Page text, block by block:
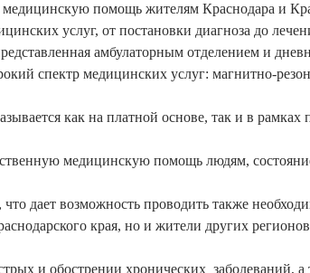
помощь жителям Краснодара и
услуг, от постановки диагноза до
амбулаторным отделением и
спектр медицинских услуг: магнитно-
как на платной основе, так и в
медицинскую помощь людям,
дает возможность проводить также
края, но и жители других
и обострении хронических заболеваний,